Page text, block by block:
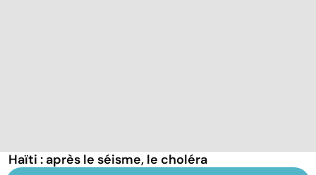
Haïti : après le séisme, le choléra